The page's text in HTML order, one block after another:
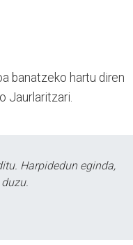
banatzeko hartu diren
Jaurlaritzari.
Harpidedun eginda,